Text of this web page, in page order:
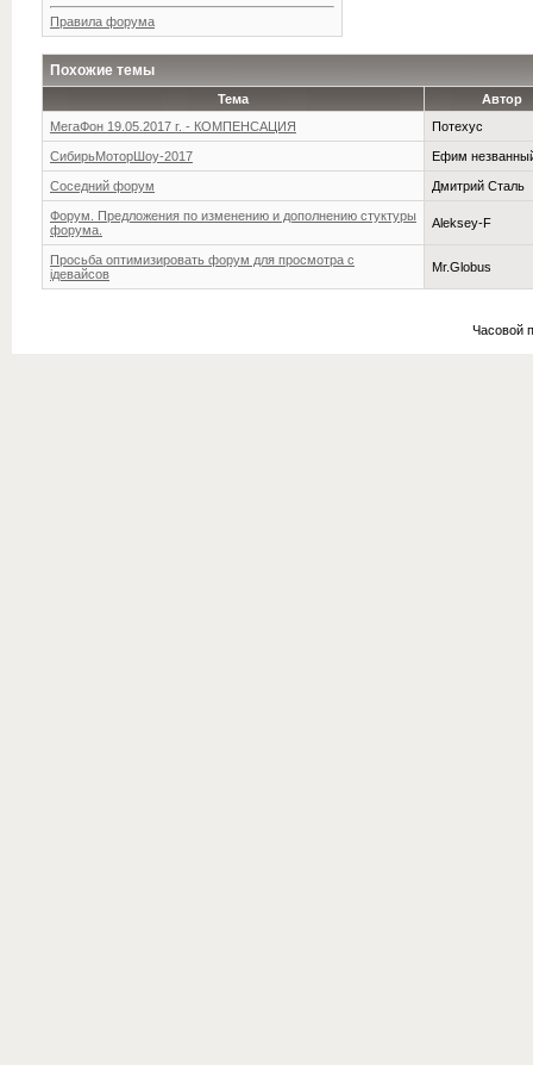
Правила форума
Похожие темы
Тема
Автор
МегаФон 19.05.2017 г. - КОМПЕНСАЦИЯ
Потехус
СибирьМоторШоу-2017 Ефим
Соседний форум Дмитрий Сталь
Форум. Предложения по изменению и дополнению стуктуры
форума.
Aleksey-F
Просьба оптимизировать форум для просмотра с
iдевайсов
Mr.Globus
Часовой